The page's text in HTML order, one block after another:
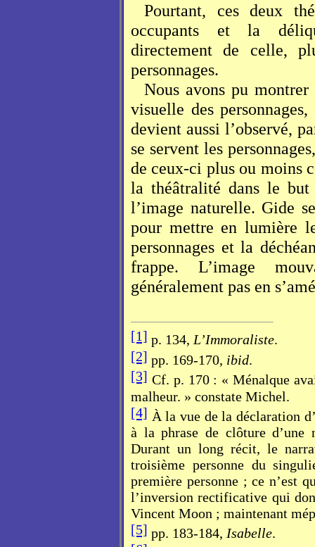
Pourtant, ces deux
occupants et la
directement de celle,
personnages.
Nous avons pu
visuelle des
devient aussi l’observé,
se servent les
de ceux-ci plus ou moins
la théâtralité dans le
l’image naturelle. Gide
pour mettre en lumière
personnages et la
frappe. L’image
généralement pas en
[1] p. 134,L’Immoraliste.
[2] pp. 169-170, ibid.
[3] Cf. p. 170 : « Ménalque
malheur. » constate Michel.
[4] À la vue de la déclaration
à la phrase de clôture
Durant un long récit, le
troisième personne du
première personne ; ce n’est
l’inversion rectificative qui
Vincent Moon ; maintenant
[5] pp. 183-184, Isabelle.